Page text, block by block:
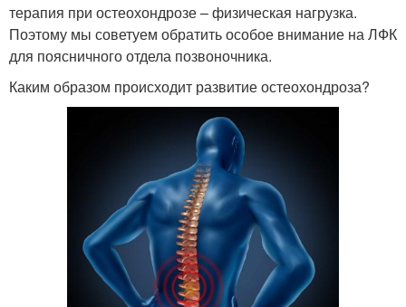
терапия при остеохондрозе – физическая нагрузка.
Поэтому мы советуем обратить особое внимание на ЛФК
для поясничного отдела позвоночника.
Каким образом происходит развитие остеохондроза?